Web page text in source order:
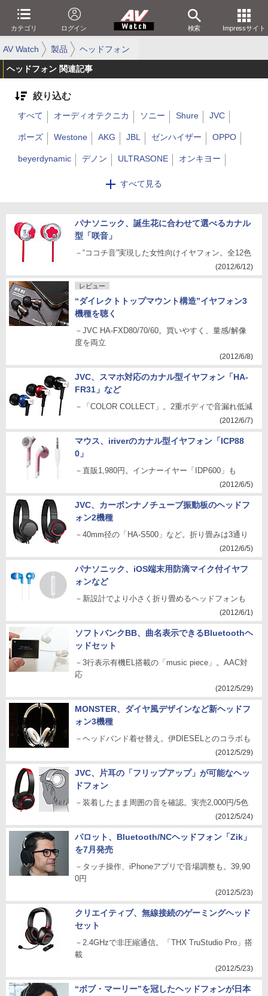
カテゴリ ログイン 検索 Impressサイト
AV Watch 製品 ヘッドフォン
ヘッドフォン 関連記事
絞り込む
すべて見る
すべて オーディオテクニカ ソニー Shure JVC
ボーズ Westone AKG JBL ゼンハイザー OPPO
beyerdynamic デノン ULTRASONE オンキヨー
パナソニック パイオニア
AVIOT Noble Audio ながら聴き ゲーミング B&W
EarFun
パナソニック、誕生花に合わせて選べるカナル
型「咲音」
－“ココチ音”実現した女性向けイヤフォン。全12色
(2012/6/12)
レビュー
“ダイレクトトップマウント構造”イヤフォン3
機種を聴く
－JVC HA-FXD80/70/60。買いやすく、量感/解像
度を両立
(2012/6/8)
JVC、スマホ対応のカナル型イヤフォン「HA-
FR31」など
－「COLOR COLLECT」。2重ボディで音漏れ低減
(2012/6/7)
マウス、iriverのカナル型イヤフォン「ICP88
0」
－直販1,980円。インナーイヤー「IDP600」も
(2012/6/5)
JVC、カーボンナノチューブ振動板のヘッドフ
ォン2機種
－40mm径の「HA-S500」など。折り畳みは3通り
(2012/6/5)
パナソニック、iOS端末用防滴マイク付イヤフ
ォンなど
－新設計でより小さく折り畳めるヘッドフォンも
(2012/6/1)
ソフトバンクBB、曲名表示できるBluetoothヘ
ッドセット
－3行表示有機EL搭載の「music piece」。AAC対
応
(2012/5/29)
MONSTER、ダイヤ風デザインなど新ヘッドフ
ォン3機種
－ヘッドバンド着せ替え。伊DIESELとのコラボも
(2012/5/29)
JVC、片耳の「フリップアップ」が可能なヘッ
ドフォン
－装着したまま周囲の音を確認。実売2,000円/5色
(2012/5/24)
パロット、Bluetooth/NCヘッドフォン「Zik」
を7月発売
－タッチ操作、iPhoneアプリで音場調整も。39,90
0円
(2012/5/23)
クリエイティブ、無線接続のゲーミングヘッド
セット
－2.4GHzで非圧縮通信。「THX TruStudio Pro」搭
載
(2012/5/23)
“ボブ・マーリー”を冠したヘッドフォンが日本